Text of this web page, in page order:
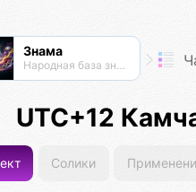
Знама
Народная база знаний
UTC+12
Солики